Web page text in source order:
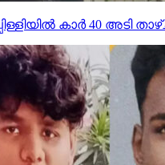
കാര്‍ 40 അടി